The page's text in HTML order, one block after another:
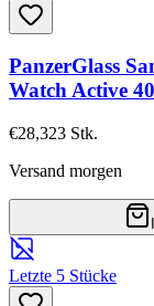
PanzerGlass
Watch Active
€28,323 Stk.
Versand morgen
Letzte 5 Stücke